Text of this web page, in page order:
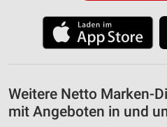
Weitere Netto Marken-
mit Angeboten in und